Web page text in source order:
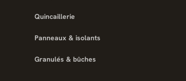
Quincaillerie
Panneaux & isolants
Granulés & bûches